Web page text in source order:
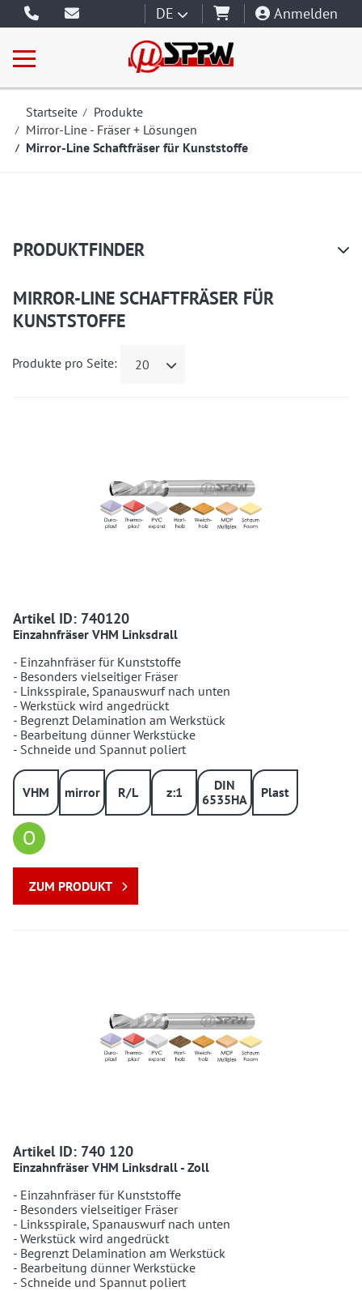
DE Anmelden
Startseite
Produkte
Mirror-Line - Fräser + Lösungen
Mirror-Line Schaftfräser für Kunststoffe
PRODUKTFINDER
MIRROR-LINE SCHAFTFRÄSER FÜR
KUNSTSTOFFE
Produkte pro Seite: 20
Artikel ID: 740120740120 740120
Einzahnfräser VHM Linksdrall
- Einzahnfräser für Kunststoffe
- Besonders vielseitiger Fräser
- Linksspirale, Spanauswurf nach unten
- Werkstück wird angedrückt
- Begrenzt Delamination am Werkstück
- Bearbeitung dünner Werkstücke
- Schneide und Spannut poliert
VHM mirror R/L z:1
DIN
6535HA
Plast
O
ZUM PRODUKT
Artikel ID: 740 120740120 74012001
Einzahnfräser VHM Linksdrall - Zoll
- Einzahnfräser für Kunststoffe
- Besonders vielseitiger Fräser
- Linksspirale, Spanauswurf nach unten
- Werkstück wird angedrückt
- Begrenzt Delamination am Werkstück
- Bearbeitung dünner Werkstücke
- Schneide und Spannut poliert